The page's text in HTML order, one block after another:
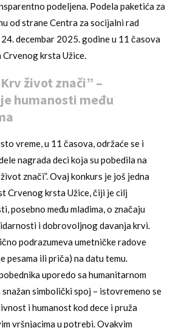
podeljena. Podela paketića za
od strane Centra za socijalni rad
24. decembar 2025. godine u 11 časova
krsta Užice.
život znači” –
humanosti među
vreme, u 11 časova, održaće se i
nagrada deci koja su pobedila na
znači”. Ovaj konkurs je još jedna
Crvenog krsta Užice, čiji je cilj
posebno među mladima, o značaju
i dobrovoljnog davanja krvi.
podrazumeva umetničke radove
pesama ili priča) na datu temu.
uporedo sa humanitarnom
simbolički spoj – istovremeno se
i humanost kod dece i pruža
vršnjacima u potrebi. Ovakvim